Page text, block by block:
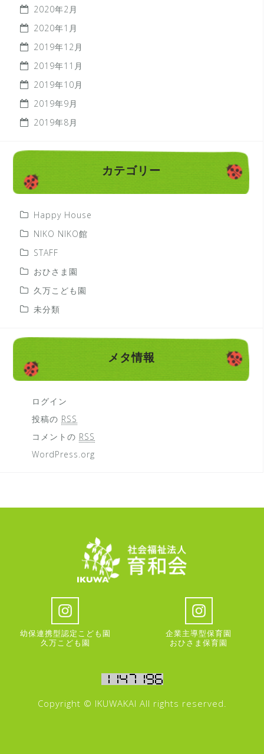
2020年2月
2020年1月
2019年12月
2019年11月
2019年10月
2019年9月
2019年8月
カテゴリー
Happy House
NIKO NIKO館
STAFF
おひさま園
久万こども園
未分類
メタ情報
ログイン
投稿の RSS
コメントの RSS
WordPress.org
幼保連携型認定こども園
久万こども園
企業主導型保育園
おひさま保育園
Copyright © IKUWAKAI All rights reserved.